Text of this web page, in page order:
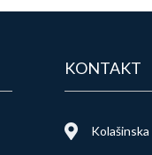
KONTAKT